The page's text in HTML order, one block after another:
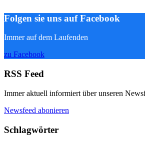
Folgen sie uns auf Facebook
Immer auf dem Laufenden
zu Facebook
RSS Feed
Immer aktuell informiert über unseren
Newsfeed abonieren
Schlagwörter